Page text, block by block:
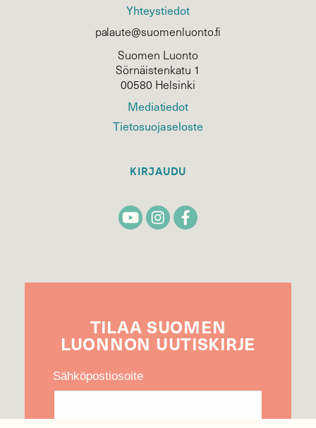
Yhteystiedot
palaute@suomenluonto.fi
Suomen Luonto
Sörnäistenkatu 1
00580 Helsinki
Mediatiedot
Tietosuojaseloste
KIRJAUDU
TILAA SUOMEN
LUONNON UUTIS­KIRJE
Sähköpostiosoite